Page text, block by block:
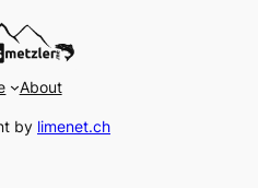
About
by limenet.ch